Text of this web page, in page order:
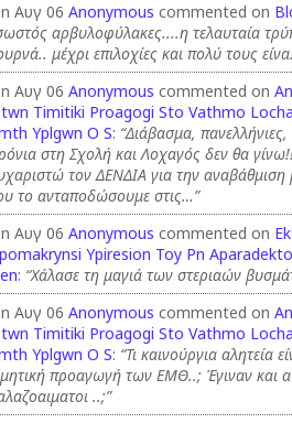
Αυγ 06Anonymous commented on
αρβυλοφύλακες....η τελαυταία
μέχρι επιλοχίες και πολύ τους
Αυγ 06Anonymous commented on
Timitiki Proagogi Sto Vathmo
Yplgwn O S: “Διάβασμα, πανελλήνιες,
στη Σχολή και Λοχαγός δεν θα
τον ΔΕΝΔΙΑ για την
το ανταποδώσουμε στις…”
Αυγ 06Anonymous commented on
Ypiresion Toy Pn
: “Χάλασε τη μαγιά των στεριαών
Αυγ 06Anonymous commented on
Timitiki Proagogi Sto Vathmo
Yplgwn O S: “Τι καινούργια αλητεία
προαγωγή των ΕΜΘ..; Έγιναν και
..;”